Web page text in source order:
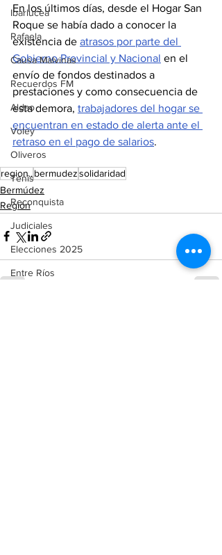
Ibarlucea
Rafaela
Causa Malvinas
Recuerdos FM
Aldao
Voley
Oliveros
Tenis
Reconquista
Judiciales
Elecciones 2025
Entre Ríos
En los últimos días, desde el Hogar San
Roque se había dado a conocer la
existencia de atrasos por parte del
Gobierno Provincial y Nacional en el
envío de fondos destinados a
prestaciones y como consecuencia de
esta demora, trabajadores del hogar se
encuentran en estado de alerta ante el
retraso en el pago de salarios.
region.. bermudezsolidaridad
Bermúdez
Región